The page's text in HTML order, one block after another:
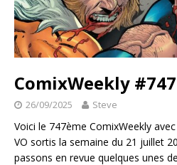
ComixWeekly #747
26/09/2025 Steve
Voici le 747ème ComixWeekly
VO sortis la semaine du 21 juillet
passons en revue quelques unes